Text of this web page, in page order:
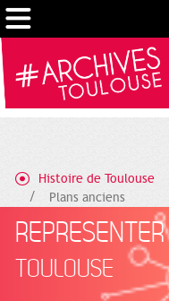
Histoire de Toulouse
Plans anciens
REPRESENTER
TOULOUSE
Cookies management panel